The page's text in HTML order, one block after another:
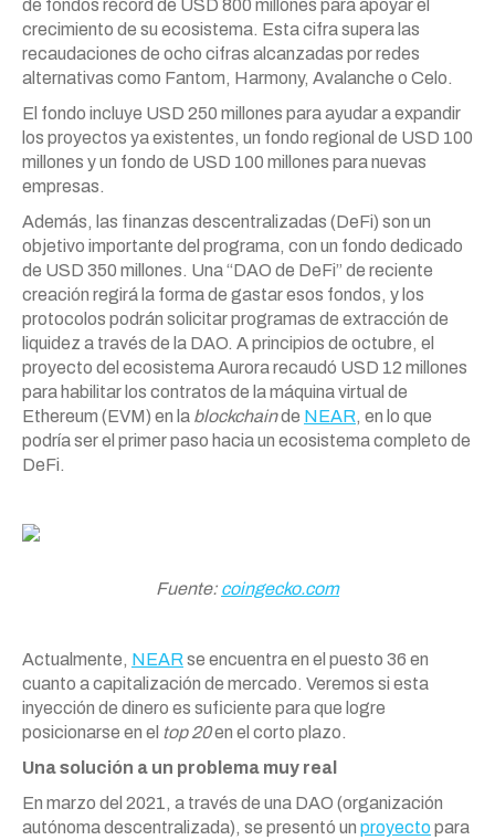
de fondos récord de USD 800 millones para apoyar el
crecimiento de su ecosistema. Esta cifra supera las
recaudaciones de ocho cifras alcanzadas por redes
alternativas como Fantom, Harmony, Avalanche o Celo.
El fondo incluye USD 250 millones para ayudar a expandir
los proyectos ya existentes, un fondo regional de USD 100
millones y un fondo de USD 100 millones para nuevas
empresas.
Además, las finanzas descentralizadas (DeFi) son un
objetivo importante del programa, con un fondo dedicado
de USD 350 millones. Una “DAO de DeFi” de reciente
creación regirá la forma de gastar esos fondos, y los
protocolos podrán solicitar programas de extracción de
liquidez a través de la DAO. A principios de octubre, el
proyecto del ecosistema Aurora recaudó USD 12 millones
para habilitar los contratos de la máquina virtual de
Ethereum (EVM) en la blockchainde NEAR, en lo que
podría ser el primer paso hacia un ecosistema completo de
DeFi.
Fuente: coingecko.com
Actualmente, NEAR se encuentra en el puesto 36 en
cuanto a capitalización de mercado. Veremos si esta
inyección de dinero es suficiente para que logre
posicionarse en el top 20en el corto plazo.
Una solución a un problema muy real
En marzo del 2021, a través de una DAO (organización
autónoma descentralizada), se presentó un proyecto para